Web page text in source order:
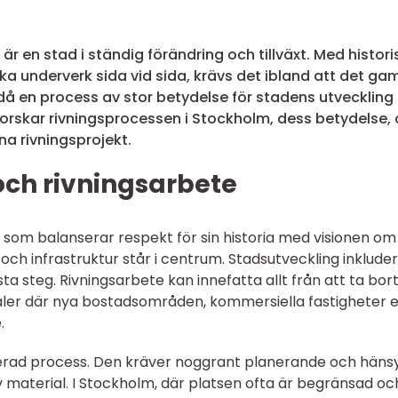
en stad i ständig förändring och tillväxt. Med
underverk sida vid sida, krävs det ibland att det
en process av stor betydelse för stadens utveckling
rivningsprocessen i Stockholm, dess betydelse,
rivningsprojekt.
rivningsarbete
balanserar respekt för sin historia med visionen
infrastruktur står i centrum. Stadsutveckling
steg. Rivningsarbete kan innefatta allt från att ta bort
där nya bostadsområden, kommersiella fastigheter
process. Den kräver noggrant planerande och
I Stockholm, där platsen ofta är begränsad